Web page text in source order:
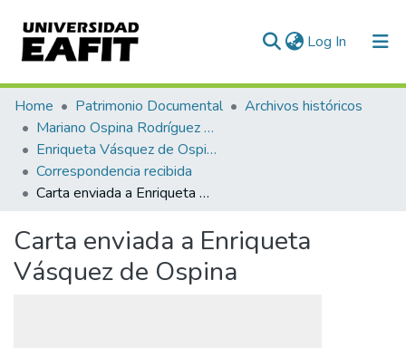
Log In (current)
Communities & Collections
All of DSpace
Statistics
Home Patrimonio Documental
Archivos históricos
Mariano Ospina Rodríguez (1826 -1912)
Enriqueta Vásquez de Ospina
Correspondencia recibida
Carta enviada a Enriqueta Vásquez de Ospina
Carta enviada a Enriqueta
Vásquez de Ospina